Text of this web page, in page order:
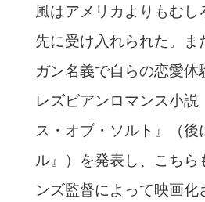
風はアメリカよりもむし
先に受け入れられた。ま
ガン名義で自らの恋愛体
レズビアンロマンス小説
ス・オブ・ソルト』（後
ル』）を発表し、こちら
ンズ監督によって映画化